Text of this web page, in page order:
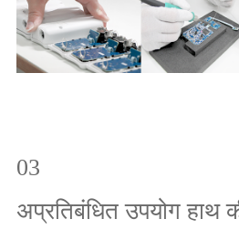
03
अप्रतिबंधित उपयोग हाथ